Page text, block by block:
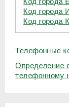
Код города
Код города
Телефонные
Определение
телефонному